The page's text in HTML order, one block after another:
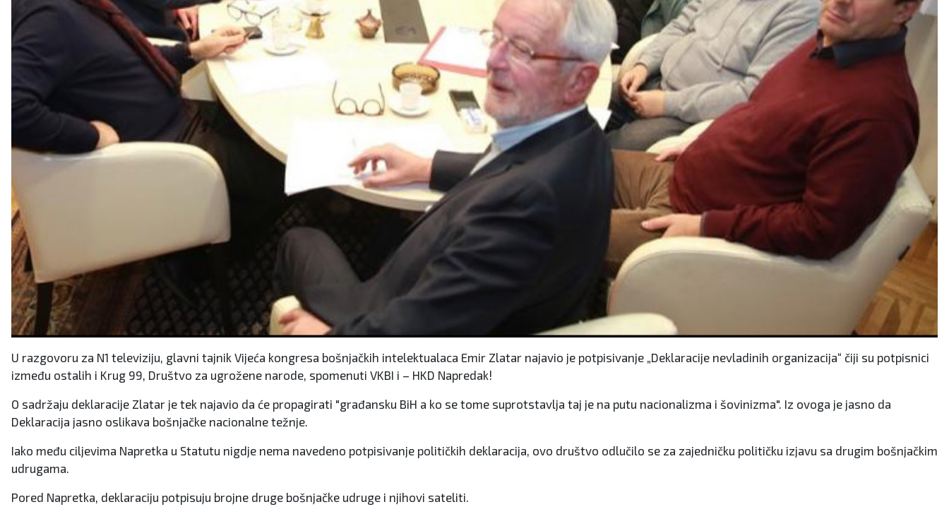
U razgovoru za N1 televiziju, glavni tajnik Vijeća kongresa bošnjačkih intelektualaca Emir Zlatar najavio je potpisivanje „Deklaracije nevladinih organizacija“ čiji su potpisnici
između ostalih i Krug 99, Društvo za ugrožene narode, spomenuti VKBI i – HKD Napredak!
O sadržaju deklaracije Zlatar je tek najavio da će propagirati "građansku BiH a ko se tome suprotstavlja taj je na putu nacionalizma i šovinizma". Iz ovoga je jasno da
Deklaracija jasno oslikava bošnjačke nacionalne težnje.
Iako među ciljevima Napretka u Statutu nigdje nema navedeno potpisivanje političkih deklaracija, ovo društvo odlučilo se za zajedničku političku izjavu sa drugim bošnjačkim
udrugama.
Pored Napretka, deklaraciju potpisuju brojne druge bošnjačke udruge i njihovi sateliti.